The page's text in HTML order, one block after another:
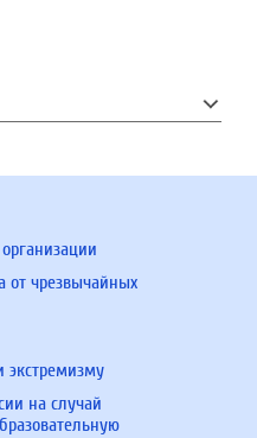
от чрезвычайных
экстремизму
на случай